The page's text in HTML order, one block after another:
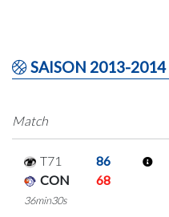
SAISON 2013-2014
Match
T71
86
CON
68
36min30s